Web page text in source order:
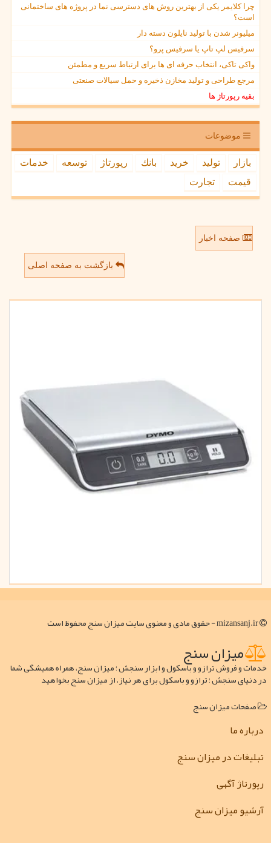
چرا کلایمر یکی از بهترین روش های دسترسی نما در پروژه های ساختمانی
است؟
میلیونر شدن با تولید نایلون دسته دار
سرفیس لپ تاپ یا سرفیس پرو؟
واکی تاکی، انتخاب حرفه ای ها برای ارتباط سریع و مطمئن
مرجع طراحی و تولید مخازن ذخیره و حمل سیالات صنعتی
بقیه رپورتاژ ها
موضوعات
بازار تولید خرید بانك رپورتاژ توسعه
خدمات
قیمت
تجارت
صفحه اخبار
بازگشت به صفحه اصلی
میزان سنج
خدمات و فروش ترازو و باسکول و ابزار سنجش ؛ میزان سنج، همراه همیشگی شما
در دنیای سنجش ؛ ترازو و باسکول برای هر نیاز، از میزان سنج بخواهید
صفحات میزان سنج
درباره ما
تبلیغات در میزان سنج
رپورتاژ آگهی
آرشیو میزان سنج